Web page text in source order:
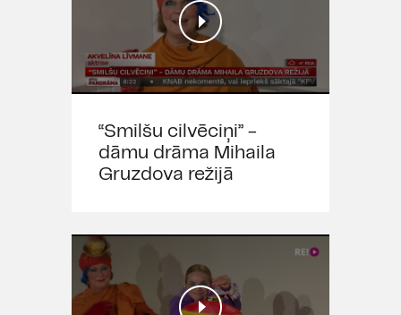
“Smilšu cilvēciņi” -
dāmu drāma Mihaila
Gruzdova režijā